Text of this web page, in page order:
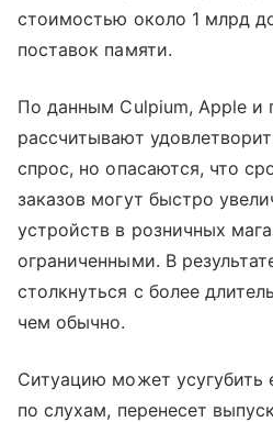
стоимостью около 1 млрд
поставок памяти.
По данным Culpium, Apple и
рассчитывают
спрос, но опасаются, что
заказов могут быстро
устройств в розничных
ограниченными. В
столкнуться с более
чем обычно.
Ситуацию может усугубить
по слухам, перенесет